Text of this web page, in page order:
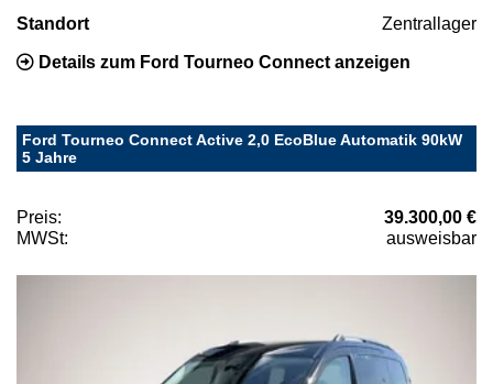
Standort Zentrallager
Details zum Ford Tourneo Connect anzeigen
Ford Tourneo Connect Active 2,0 EcoBlue Automatik 90kW
5 Jahre
Preis:
39.300,00 €
MWSt:
ausweisbar